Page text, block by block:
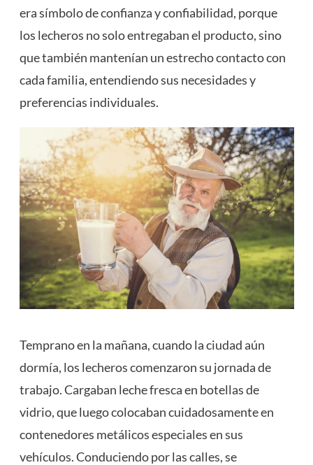
era símbolo de confianza y confiabilidad, porque
los lecheros no solo entregaban el producto, sino
que también mantenían un estrecho contacto con
cada familia, entendiendo sus necesidades y
preferencias individuales.
Temprano en la mañana, cuando la ciudad aún
dormía, los lecheros comenzaron su jornada de
trabajo. Cargaban leche fresca en botellas de
vidrio, que luego colocaban cuidadosamente en
contenedores metálicos especiales en sus
vehículos. Conduciendo por las calles, se